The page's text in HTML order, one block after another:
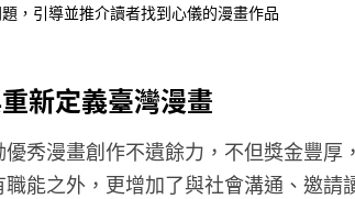
，引導並推介讀者找到心儀的漫畫作品
新定義臺灣漫畫
秀漫畫創作不遺餘力，不但獎金豐厚
能之外，更增加了與社會溝通、邀請